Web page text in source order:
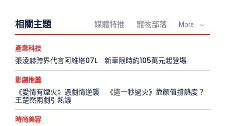
相關主題 媒體特推 寵物部落 More
產業科技
張淩赫跨界代言阿維塔07L 新車限時約105萬元起登場
影劇推薦
《愛情有煙火》憑劇情逆襲 《這一秒過火》靠顏值撐熱度？
王楚然兩劇引熱議
時尚美容